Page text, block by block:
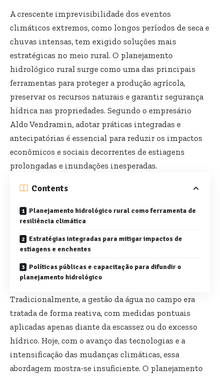
A crescente imprevisibilidade dos eventos
climáticos extremos, como longos períodos de seca e
chuvas intensas, tem exigido soluções mais
estratégicas no meio rural. O planejamento
hidrológico rural surge como uma das principais
ferramentas para proteger a produção agrícola,
preservar os recursos naturais e garantir segurança
hídrica nas propriedades. Segundo o empresário
Aldo Vendramin, adotar práticas integradas e
antecipatórias é essencial para reduzir os impactos
econômicos e sociais decorrentes de estiagens
prolongadas e inundações inesperadas.
Contents
Planejamento hidrológico rural como ferramenta de
resiliência climática
Estratégias integradas para mitigar impactos de
estiagens e enchentes
Políticas públicas e capacitação para difundir o
planejamento hidrológico
Tradicionalmente, a gestão da água no campo era
tratada de forma reativa, com medidas pontuais
aplicadas apenas diante da escassez ou do excesso
hídrico. Hoje, com o avanço das tecnologias e a
intensificação das mudanças climáticas, essa
abordagem mostra-se insuficiente. O planejamento